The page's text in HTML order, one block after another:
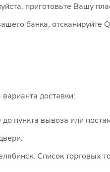
приготовьте Вашу
банка, отсканируйте
доставки:
пункта вывоза или
Список торговых